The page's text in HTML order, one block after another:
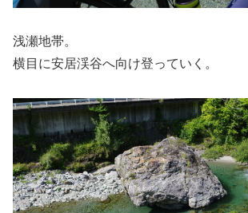
浅瀬地帯。
横目に安居渓谷へ向け登っていく。